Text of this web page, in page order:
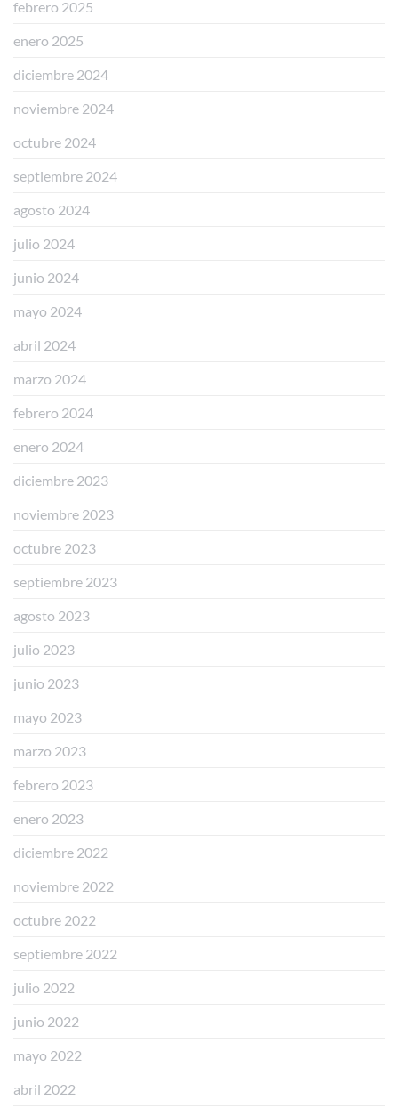
febrero 2025
enero 2025
diciembre 2024
noviembre 2024
octubre 2024
septiembre 2024
agosto 2024
julio 2024
junio 2024
mayo 2024
abril 2024
marzo 2024
febrero 2024
enero 2024
diciembre 2023
noviembre 2023
octubre 2023
septiembre 2023
agosto 2023
julio 2023
junio 2023
mayo 2023
marzo 2023
febrero 2023
enero 2023
diciembre 2022
noviembre 2022
octubre 2022
septiembre 2022
julio 2022
junio 2022
mayo 2022
abril 2022